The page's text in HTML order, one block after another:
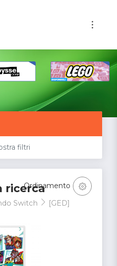
filtri
ricerca
Switch [GED]
Ordinamento